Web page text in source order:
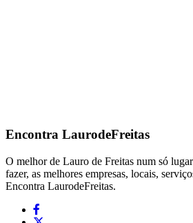
Encontra LaurodeFreitas
O melhor de Lauro de Freitas num só
fazer, as melhores empresas, locais,
Encontra LaurodeFreitas.